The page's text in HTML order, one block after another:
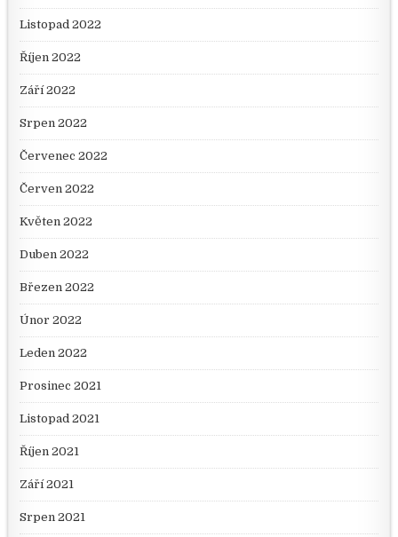
Listopad 2022
Říjen 2022
Září 2022
Srpen 2022
Červenec 2022
Červen 2022
Květen 2022
Duben 2022
Březen 2022
Únor 2022
Leden 2022
Prosinec 2021
Listopad 2021
Říjen 2021
Září 2021
Srpen 2021